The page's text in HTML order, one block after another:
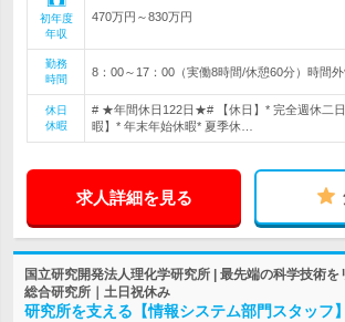
初年度
年収
470万円～830万円
勤務
時間
8：00～17：00（実働8時間/休憩60分）時間
休日
休暇
# ★年間休日122日★# 【休日】* 完全週休二
暇】* 年末年始休暇* 夏季休…
求人詳細を見る
国立研究開発法人理化学研究所 | 最先端の科学技術
総合研究所｜土日祝休み
研究所を支える【情報システム部門スタッフ